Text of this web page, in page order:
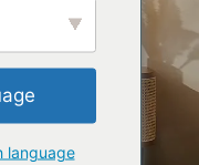
language